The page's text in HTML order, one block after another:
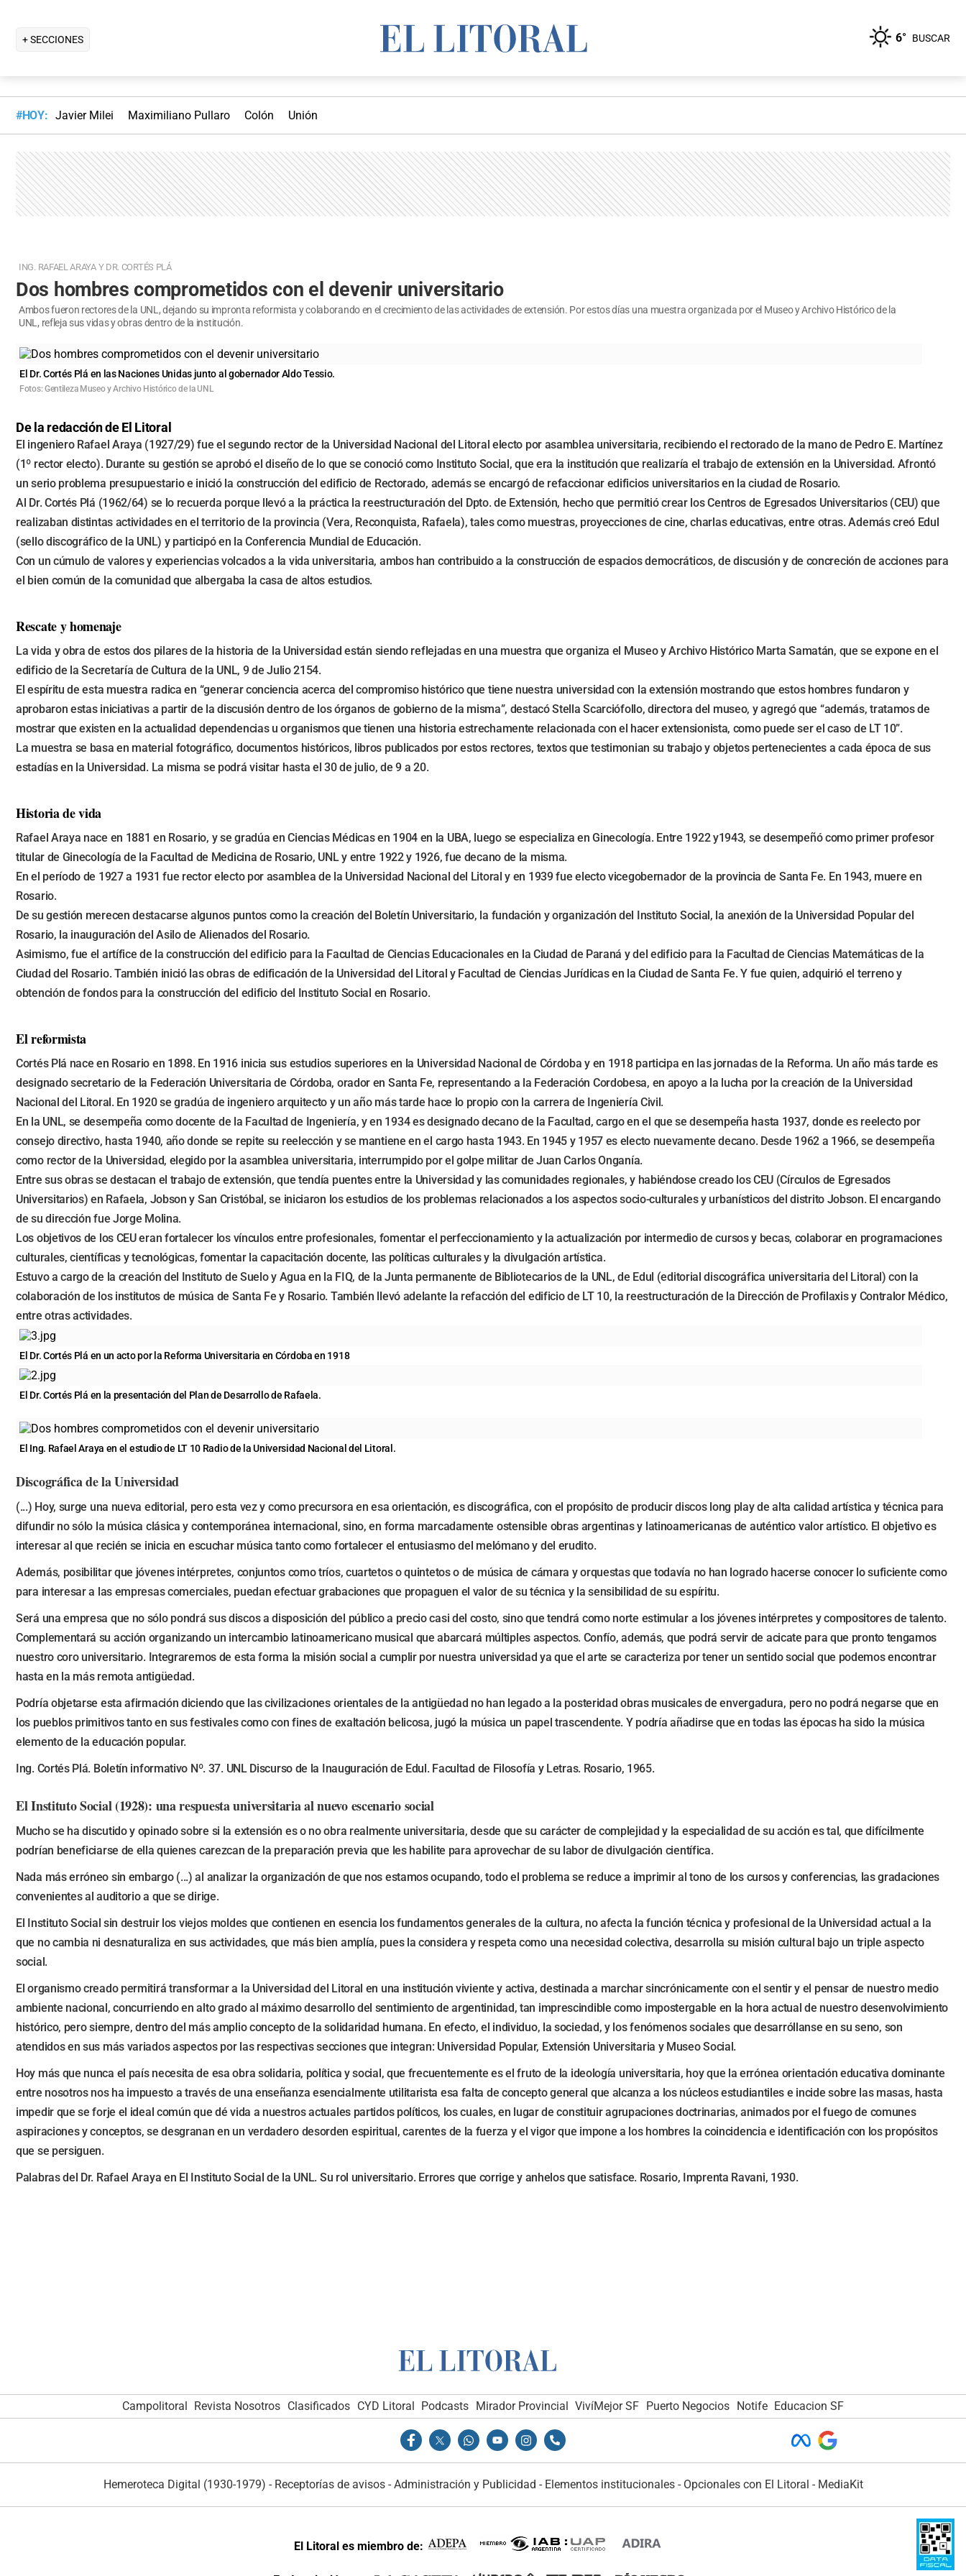
+ SECCIONES 6° BUSCAR
#HOY: Javier Milei Maximiliano Pullaro Colón Unión
ING. RAFAEL ARAYA Y DR. CORTÉS PLÁ
Dos hombres comprometidos con el devenir universitario
Ambos fueron rectores de la UNL, dejando su impronta reformista y colaborando en el crecimiento de las actividades de extensión. Por estos días una muestra organizada por el Museo y Archivo Histórico de la
UNL, refleja sus vidas y obras dentro de la institución.
El Dr. Cortés Plá en las Naciones Unidas junto al gobernador Aldo Tessio.
Fotos: Gentileza Museo y Archivo Histórico de la UNL
De la redacción de El Litoral
El ingeniero Rafael Araya (1927/29) fue el segundo rector de la Universidad Nacional del Litoral electo por asamblea universitaria, recibiendo el rectorado de la mano de Pedro E. Martínez
(1º rector electo). Durante su gestión se aprobó el diseño de lo que se conoció como Instituto Social, que era la institución que realizaría el trabajo de extensión en la Universidad. Afrontó
un serio problema presupuestario e inició la construcción del edificio de Rectorado, además se encargó de refaccionar edificios universitarios en la ciudad de Rosario.
Al Dr. Cortés Plá (1962/64) se lo recuerda porque llevó a la práctica la reestructuración del Dpto. de Extensión, hecho que permitió crear los Centros de Egresados Universitarios (CEU) que
realizaban distintas actividades en el territorio de la provincia (Vera, Reconquista, Rafaela), tales como muestras, proyecciones de cine, charlas educativas, entre otras. Además creó Edul
(sello discográfico de la UNL) y participó en la Conferencia Mundial de Educación.
Con un cúmulo de valores y experiencias volcados a la vida universitaria, ambos han contribuido a la construcción de espacios democráticos, de discusión y de concreción de acciones para
el bien común de la comunidad que albergaba la casa de altos estudios.
Rescate y homenaje
La vida y obra de estos dos pilares de la historia de la Universidad están siendo reflejadas en una muestra que organiza el Museo y Archivo Histórico Marta Samatán, que se expone en el
edificio de la Secretaría de Cultura de la UNL, 9 de Julio 2154.
El espíritu de esta muestra radica en “generar conciencia acerca del compromiso histórico que tiene nuestra universidad con la extensión mostrando que estos hombres fundaron y
aprobaron estas iniciativas a partir de la discusión dentro de los órganos de gobierno de la misma”, destacó Stella Scarciófollo, directora del museo, y agregó que “además, tratamos de
mostrar que existen en la actualidad dependencias u organismos que tienen una historia estrechamente relacionada con el hacer extensionista, como puede ser el caso de LT 10”.
La muestra se basa en material fotográfico, documentos históricos, libros publicados por estos rectores, textos que testimonian su trabajo y objetos pertenecientes a cada época de sus
estadías en la Universidad. La misma se podrá visitar hasta el 30 de julio, de 9 a 20.
Historia de vida
Rafael Araya nace en 1881 en Rosario, y se gradúa en Ciencias Médicas en 1904 en la UBA, luego se especializa en Ginecología. Entre 1922 y1943, se desempeñó como primer profesor
titular de Ginecología de la Facultad de Medicina de Rosario, UNL y entre 1922 y 1926, fue decano de la misma.
En el período de 1927 a 1931 fue rector electo por asamblea de la Universidad Nacional del Litoral y en 1939 fue electo vicegobernador de la provincia de Santa Fe. En 1943, muere en
Rosario.
De su gestión merecen destacarse algunos puntos como la creación del Boletín Universitario, la fundación y organización del Instituto Social, la anexión de la Universidad Popular del
Rosario, la inauguración del Asilo de Alienados del Rosario.
Asimismo, fue el artífice de la construcción del edificio para la Facultad de Ciencias Educacionales en la Ciudad de Paraná y del edificio para la Facultad de Ciencias Matemáticas de la
Ciudad del Rosario. También inició las obras de edificación de la Universidad del Litoral y Facultad de Ciencias Jurídicas en la Ciudad de Santa Fe. Y fue quien, adquirió el terreno y
obtención de fondos para la construcción del edificio del Instituto Social en Rosario.
El reformista
Cortés Plá nace en Rosario en 1898. En 1916 inicia sus estudios superiores en la Universidad Nacional de Córdoba y en 1918 participa en las jornadas de la Reforma. Un año más tarde es
designado secretario de la Federación Universitaria de Córdoba, orador en Santa Fe, representando a la Federación Cordobesa, en apoyo a la lucha por la creación de la Universidad
Nacional del Litoral. En 1920 se gradúa de ingeniero arquitecto y un año más tarde hace lo propio con la carrera de Ingeniería Civil.
En la UNL, se desempeña como docente de la Facultad de Ingeniería, y en 1934 es designado decano de la Facultad, cargo en el que se desempeña hasta 1937, donde es reelecto por
consejo directivo, hasta 1940, año donde se repite su reelección y se mantiene en el cargo hasta 1943. En 1945 y 1957 es electo nuevamente decano. Desde 1962 a 1966, se desempeña
como rector de la Universidad, elegido por la asamblea universitaria, interrumpido por el golpe militar de Juan Carlos Onganía.
Entre sus obras se destacan el trabajo de extensión, que tendía puentes entre la Universidad y las comunidades regionales, y habiéndose creado los CEU (Círculos de Egresados
Universitarios) en Rafaela, Jobson y San Cristóbal, se iniciaron los estudios de los problemas relacionados a los aspectos socio-culturales y urbanísticos del distrito Jobson. El encargando
de su dirección fue Jorge Molina.
Los objetivos de los CEU eran fortalecer los vínculos entre profesionales, fomentar el perfeccionamiento y la actualización por intermedio de cursos y becas, colaborar en programaciones
culturales, científicas y tecnológicas, fomentar la capacitación docente, las políticas culturales y la divulgación artística.
Estuvo a cargo de la creación del Instituto de Suelo y Agua en la FIQ, de la Junta permanente de Bibliotecarios de la UNL, de Edul (editorial discográfica universitaria del Litoral) con la
colaboración de los institutos de música de Santa Fe y Rosario. También llevó adelante la refacción del edificio de LT 10, la reestructuración de la Dirección de Profilaxis y Contralor Médico,
entre otras actividades.
El Dr. Cortés Plá en un acto por la Reforma Universitaria en Córdoba en 1918
El Dr. Cortés Plá en la presentación del Plan de Desarrollo de Rafaela.
El Ing. Rafael Araya en el estudio de LT 10 Radio de la Universidad Nacional del Litoral.
Discográfica de la Universidad
(...) Hoy, surge una nueva editorial, pero esta vez y como precursora en esa orientación, es discográfica, con el propósito de producir discos long play de alta calidad artística y técnica para
difundir no sólo la música clásica y contemporánea internacional, sino, en forma marcadamente ostensible obras argentinas y latinoamericanas de auténtico valor artístico. El objetivo es
interesar al que recién se inicia en escuchar música tanto como fortalecer el entusiasmo del melómano y del erudito.
Además, posibilitar que jóvenes intérpretes, conjuntos como tríos, cuartetos o quintetos o de música de cámara y orquestas que todavía no han logrado hacerse conocer lo suficiente como
para interesar a las empresas comerciales, puedan efectuar grabaciones que propaguen el valor de su técnica y la sensibilidad de su espíritu.
Será una empresa que no sólo pondrá sus discos a disposición del público a precio casi del costo, sino que tendrá como norte estimular a los jóvenes intérpretes y compositores de talento.
Complementará su acción organizando un intercambio latinoamericano musical que abarcará múltiples aspectos. Confío, además, que podrá servir de acicate para que pronto tengamos
nuestro coro universitario. Integraremos de esta forma la misión social a cumplir por nuestra universidad ya que el arte se caracteriza por tener un sentido social que podemos encontrar
hasta en la más remota antigüedad.
Podría objetarse esta afirmación diciendo que las civilizaciones orientales de la antigüedad no han legado a la posteridad obras musicales de envergadura, pero no podrá negarse que en
los pueblos primitivos tanto en sus festivales como con fines de exaltación belicosa, jugó la música un papel trascendente. Y podría añadirse que en todas las épocas ha sido la música
elemento de la educación popular.
Ing. Cortés Plá. Boletín informativo Nº. 37. UNL Discurso de la Inauguración de Edul. Facultad de Filosofía y Letras. Rosario, 1965.
El Instituto Social (1928): una respuesta universitaria al nuevo escenario social
Mucho se ha discutido y opinado sobre si la extensión es o no obra realmente universitaria, desde que su carácter de complejidad y la especialidad de su acción es tal, que difícilmente
podrían beneficiarse de ella quienes carezcan de la preparación previa que les habilite para aprovechar de su labor de divulgación científica.
Nada más erróneo sin embargo (...) al analizar la organización de que nos estamos ocupando, todo el problema se reduce a imprimir al tono de los cursos y conferencias, las gradaciones
convenientes al auditorio a que se dirige.
El Instituto Social sin destruir los viejos moldes que contienen en esencia los fundamentos generales de la cultura, no afecta la función técnica y profesional de la Universidad actual a la
que no cambia ni desnaturaliza en sus actividades, que más bien amplía, pues la considera y respeta como una necesidad colectiva, desarrolla su misión cultural bajo un triple aspecto
social.
El organismo creado permitirá transformar a la Universidad del Litoral en una institución viviente y activa, destinada a marchar sincrónicamente con el sentir y el pensar de nuestro medio
ambiente nacional, concurriendo en alto grado al máximo desarrollo del sentimiento de argentinidad, tan imprescindible como impostergable en la hora actual de nuestro desenvolvimiento
histórico, pero siempre, dentro del más amplio concepto de la solidaridad humana. En efecto, el individuo, la sociedad, y los fenómenos sociales que desarróllanse en su seno, son
atendidos en sus más variados aspectos por las respectivas secciones que integran: Universidad Popular, Extensión Universitaria y Museo Social.
Hoy más que nunca el país necesita de esa obra solidaria, política y social, que frecuentemente es el fruto de la ideología universitaria, hoy que la errónea orientación educativa dominante
entre nosotros nos ha impuesto a través de una enseñanza esencialmente utilitarista esa falta de concepto general que alcanza a los núcleos estudiantiles e incide sobre las masas, hasta
impedir que se forje el ideal común que dé vida a nuestros actuales partidos políticos, los cuales, en lugar de constituir agrupaciones doctrinarias, animados por el fuego de comunes
aspiraciones y conceptos, se desgranan en un verdadero desorden espiritual, carentes de la fuerza y el vigor que impone a los hombres la coincidencia e identificación con los propósitos
que se persiguen.
Palabras del Dr. Rafael Araya en El Instituto Social de la UNL. Su rol universitario. Errores que corrige y anhelos que satisface. Rosario, Imprenta Ravani, 1930.
Campolitoral Revista Nosotros Clasificados CYD Litoral Podcasts Mirador Provincial VivíMejor SF Puerto Negocios Notife Educacion SF
Hemeroteca Digital (1930-1979) - Receptorías de avisos- Administración y Publicidad - Elementos institucionales- Opcionales con El Litoral - MediaKit
El Litoral es miembro de: